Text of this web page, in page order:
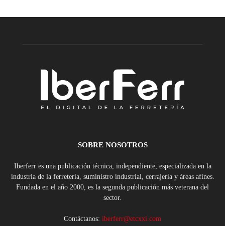
SOBRE NOSOTROS
Iberferr es una publicación técnica, independiente, especializada en la
industria de la ferretería, suministro industrial, cerrajería y áreas afines.
Fundada en el año 2000, es la segunda publicación más veterana del
sector.
Contáctanos: iberferr@etcxxi.com